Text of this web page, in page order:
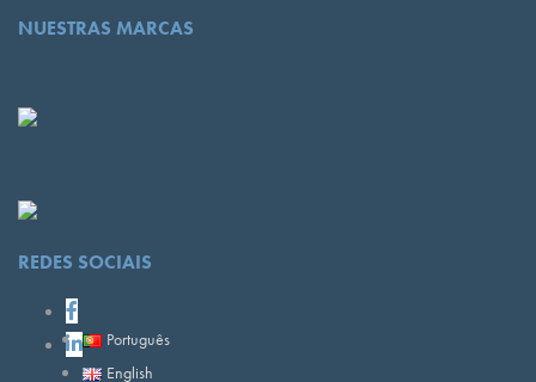
NUESTRAS MARCAS
REDES SOCIAIS
Português
English